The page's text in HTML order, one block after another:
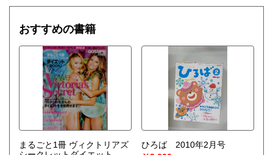
おすすめの書籍
まるごと1冊 ヴィクトリアズ
ひろば 2010年2月号